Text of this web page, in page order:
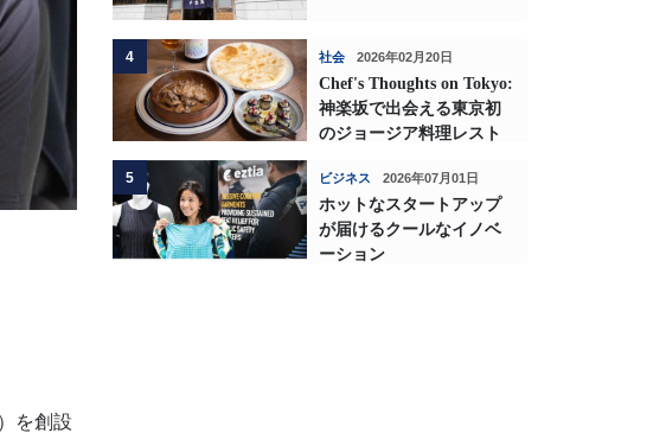
を創設
4 社会 2026年02月20日
Chef's Thoughts on Tokyo:
神楽坂で出会える東京初
のジョージア料理レスト
5 ビジネス 2026年07月01日
ホットなスタートアップ
が届けるクールなイノベ
ーション